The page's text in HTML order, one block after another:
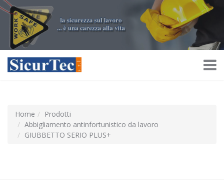
Home
Prodotti
Abbigliamento antinfortunistico da lavoro
GIUBBETTO SERIO PLUS+